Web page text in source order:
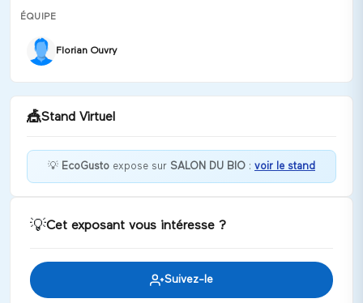
ÉQUIPE
Florian Ouvry
🎪Stand Virtuel
💡 EcoGusto expose sur SALON DU BIO : voir le stand
💡Cet exposant vous intéresse ?
Suivez-le